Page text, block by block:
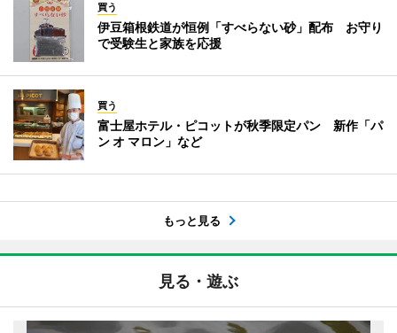
買う
伊豆箱根鉄道が恒例「すべらない砂」配布 お守り
で受験生と家族を応援
買う
富士屋ホテル・ピコットが秋季限定パン 新作「パ
ン オ マロン」など
もっと見る
見る・遊ぶ